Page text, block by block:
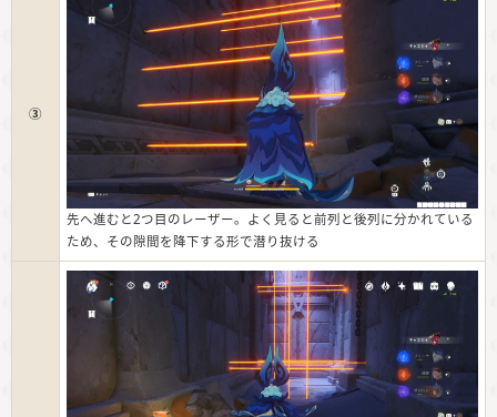
③
先へ進むと2つ目のレーザー。よく見ると前列と後列に分かれている
ため、その隙間を降下する形で潜り抜ける